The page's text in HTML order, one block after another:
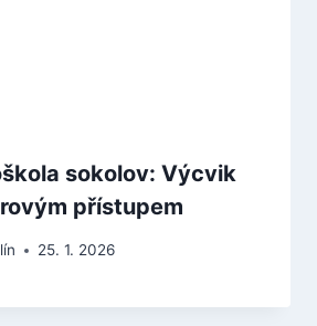
sokolov: Výcvik
přístupem
25. 1. 2026